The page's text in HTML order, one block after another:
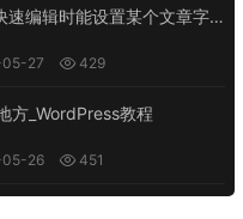
编辑时能设置某个文章字
27 429
方_WordPress教程
26 451